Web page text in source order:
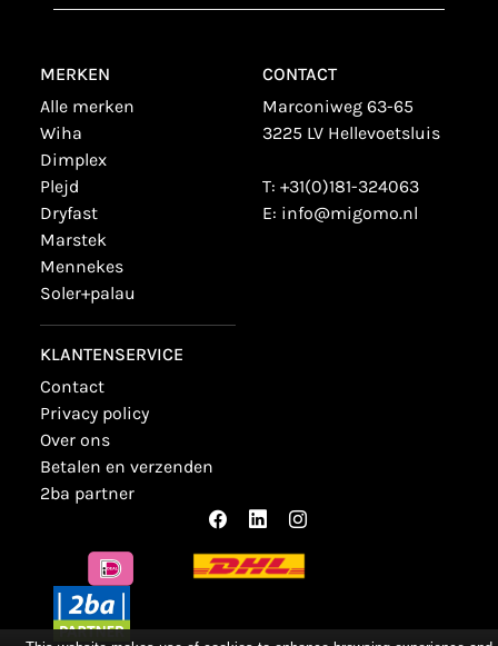
MERKEN
alle merken
wiha
dimplex
plejd
dryfast
marstek
mennekes
soler+palau
KLANTENSERVICE
contact
privacy policy
over ons
betalen en verzenden
2ba partner
CONTACT
Marconiweg 63-65
3225 LV Hellevoetsluis
T: +31(0)181-324063
E: info@migomo.nl